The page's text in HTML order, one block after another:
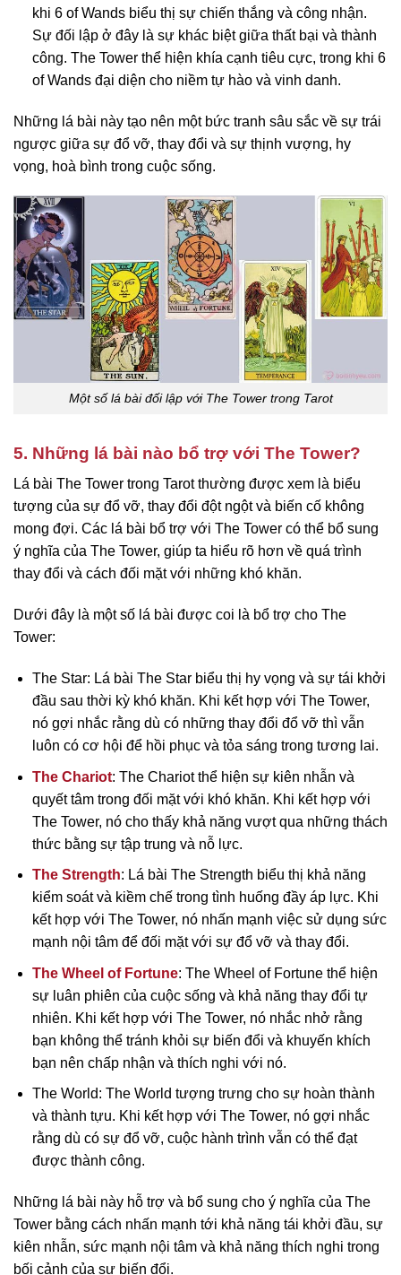
khi 6 of Wands biểu thị sự chiến thắng và công nhận.
Sự đối lập ở đây là sự khác biệt giữa thất bại và thành
công. The Tower thể hiện khía cạnh tiêu cực, trong khi 6
of Wands đại diện cho niềm tự hào và vinh danh.
Những lá bài này tạo nên một bức tranh sâu sắc về sự trái
ngược giữa sự đổ vỡ, thay đổi và sự thịnh vượng, hy
vọng, hoà bình trong cuộc sống.
Một số lá bài đối lập với The Tower trong Tarot
5. Những lá bài nào bổ trợ với The Tower?
Lá bài The Tower trong Tarot thường được xem là biểu
tượng của sự đổ vỡ, thay đổi đột ngột và biến cố không
mong đợi. Các lá bài bổ trợ với The Tower có thể bổ sung
ý nghĩa của The Tower, giúp ta hiểu rõ hơn về quá trình
thay đổi và cách đối mặt với những khó khăn.
Dưới đây là một số lá bài được coi là bổ trợ cho The
Tower:
The Star: Lá bài The Star biểu thị hy vọng và sự tái khởi
đầu sau thời kỳ khó khăn. Khi kết hợp với The Tower,
nó gợi nhắc rằng dù có những thay đổi đổ vỡ thì vẫn
luôn có cơ hội để hồi phục và tỏa sáng trong tương lai.
The Chariot: The Chariot thể hiện sự kiên nhẫn và
quyết tâm trong đối mặt với khó khăn. Khi kết hợp với
The Tower, nó cho thấy khả năng vượt qua những thách
thức bằng sự tập trung và nỗ lực.
The Strength: Lá bài The Strength biểu thị khả năng
kiểm soát và kiềm chế trong tình huống đầy áp lực. Khi
kết hợp với The Tower, nó nhấn mạnh việc sử dụng sức
mạnh nội tâm để đối mặt với sự đổ vỡ và thay đổi.
The Wheel of Fortune: The Wheel of Fortune thể hiện
sự luân phiên của cuộc sống và khả năng thay đổi tự
nhiên. Khi kết hợp với The Tower, nó nhắc nhở rằng
bạn không thể tránh khỏi sự biến đổi và khuyến khích
bạn nên chấp nhận và thích nghi với nó.
The World: The World tượng trưng cho sự hoàn thành
và thành tựu. Khi kết hợp với The Tower, nó gợi nhắc
rằng dù có sự đổ vỡ, cuộc hành trình vẫn có thể đạt
được thành công.
Những lá bài này hỗ trợ và bổ sung cho ý nghĩa của The
Tower bằng cách nhấn mạnh tới khả năng tái khởi đầu, sự
kiên nhẫn, sức mạnh nội tâm và khả năng thích nghi trong
bối cảnh của sự biến đổi.